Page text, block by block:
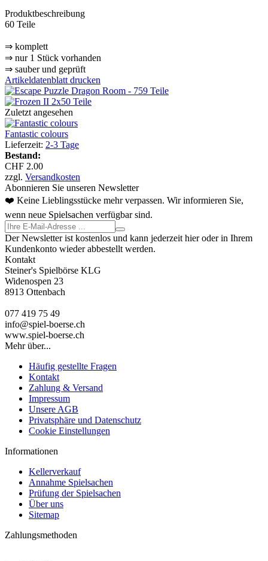
Produktbeschreibung
60 Teile
⇒ komplett
⇒ nur 1 Stück vorhanden
⇒ sauber und geprüft
Artikeldatenblatt drucken
Zuletzt angesehen
Fantastic colours
Lieferzeit: 2-3 Tage
Bestand:
CHF 2.00
zzgl. Versandkosten
Abonnieren Sie unseren Newsletter
❤️ Keine Lieblingsstücke mehr verpassen. Wir informieren Sie,
wenn neue Spielsachen verfügbar sind.
Der Newsletter ist kostenlos und kann jederzeit hier oder in Ihrem
Kundenkonto wieder abbestellt werden.
Kontakt
Steiner's Spielbörse KLG
Widenospen 23
8913 Ottenbach
077 419 75 49
info@spiel-boerse.ch
www.spiel-boerse.ch
Mehr über...
Häufig gestellte Fragen
Kontakt
Zahlung & Versand
Impressum
Unsere AGB
Privatsphäre und Datenschutz
Cookie Einstellungen
Informationen
Kellerverkauf
Annahme Spielsachen
Prüfung der Spielsachen
Über uns
Sitemap
Zahlungsmethoden